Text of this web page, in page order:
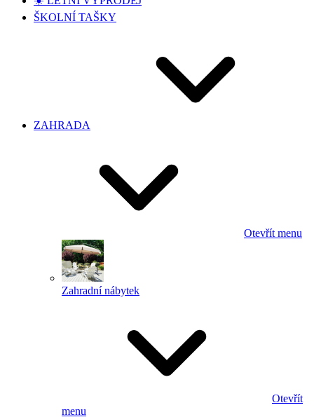
ŠKOLNÍ TAŠKY
ZAHRADA
Otevřít menu
Zahradní nábytek
Otevřít
menu